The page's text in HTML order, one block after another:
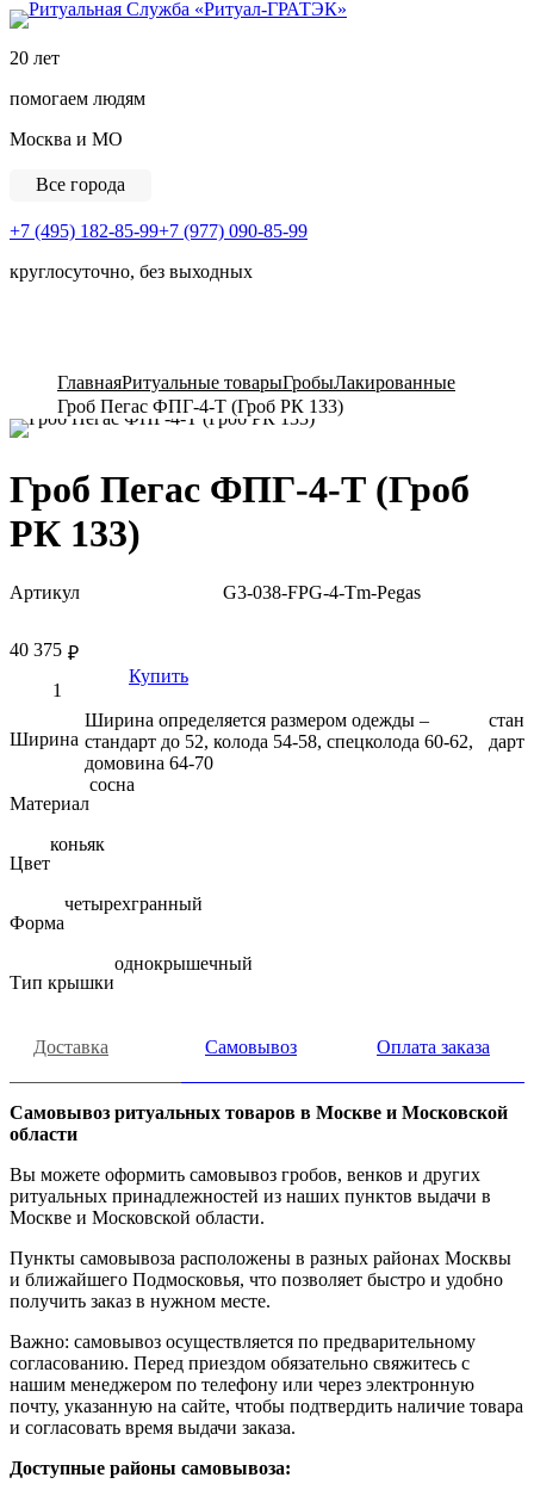
20 лет
помогаем людям
Москва и МО
Все города
+7 (495) 182-85-99+7 (977) 090-85-99
круглосуточно, без выходных
ГлавнаяРитуальные товарыГробыЛакированные
Гроб Пегас ФПГ-4-Т (Гроб РК 133)
Гроб Пегас ФПГ-4-Т (Гроб
РК 133)
Артикул G3-038-FPG-4-Tm-Pegas
₽
40 375
Купить
Ширина
Ширина определяется размером одежды –
стандарт до 52, колода 54-58, спецколода 60-62,
домовина 64-70
стан
дарт
Материал
сосна
Цвет
коньяк
Форма
четырехгранный
Тип крышки
однокрышечный
Доставка Самовывоз Оплата заказа
Самовывоз ритуальных товаров в Москве и Московской
области
Вы можете оформить самовывоз гробов, венков и других
ритуальных принадлежностей из наших пунктов выдачи в
Москве и Московской области.
Пункты самовывоза расположены в разных районах Москвы
и ближайшего Подмосковья, что позволяет быстро и удобно
получить заказ в нужном месте.
Важно: самовывоз осуществляется по предварительному
согласованию. Перед приездом обязательно свяжитесь с
нашим менеджером по телефону или через электронную
почту, указанную на сайте, чтобы подтвердить наличие товара
и согласовать время выдачи заказа.
Доступные районы самовывоза: